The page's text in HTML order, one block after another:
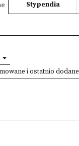
Stypendia
i ostatnio dodane